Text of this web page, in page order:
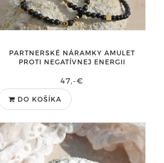
PARTNERSKÉ NÁRAMKY AMULET
PROTI NEGATÍVNEJ ENERGII
47,-€
DO KOŠÍKA